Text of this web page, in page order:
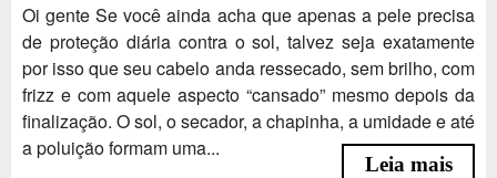
Oi gente Se você ainda acha que apenas a pele precisa
de proteção diária contra o sol, talvez seja exatamente
por isso que seu cabelo anda ressecado, sem brilho, com
frizz e com aquele aspecto “cansado” mesmo depois da
finalização. O sol, o secador, a chapinha, a umidade e até
a poluição formam uma...
Leia mais